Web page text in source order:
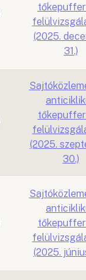
(2025.
31.)
(2025.
30.)
(2025.